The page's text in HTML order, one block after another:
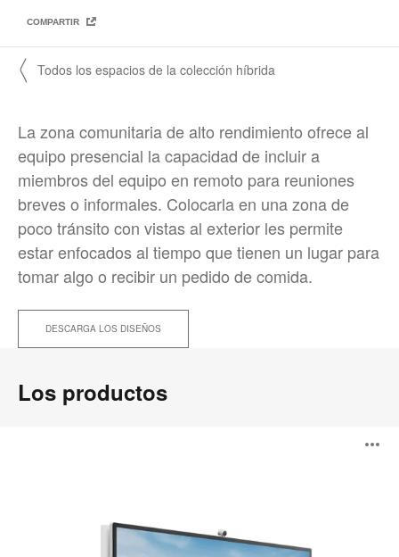
COMPARTIR
〱 Todos los espacios de la colección híbrida
La zona comunitaria de alto rendimiento ofrece al
equipo presencial la capacidad de incluir a
miembros del equipo en remoto para reuniones
breves o informales. Colocarla en una zona de
poco tránsito con vistas al exterior les permite
estar enfocados al tiempo que tienen un lugar para
tomar algo o recibir un pedido de comida.
DESCARGA LOS DISEÑOS
Los productos